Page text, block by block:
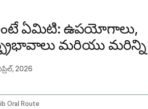
ఏమిటి: ఉపయోగాలు,
మరియు మరిన్ని
2026
Oral Route